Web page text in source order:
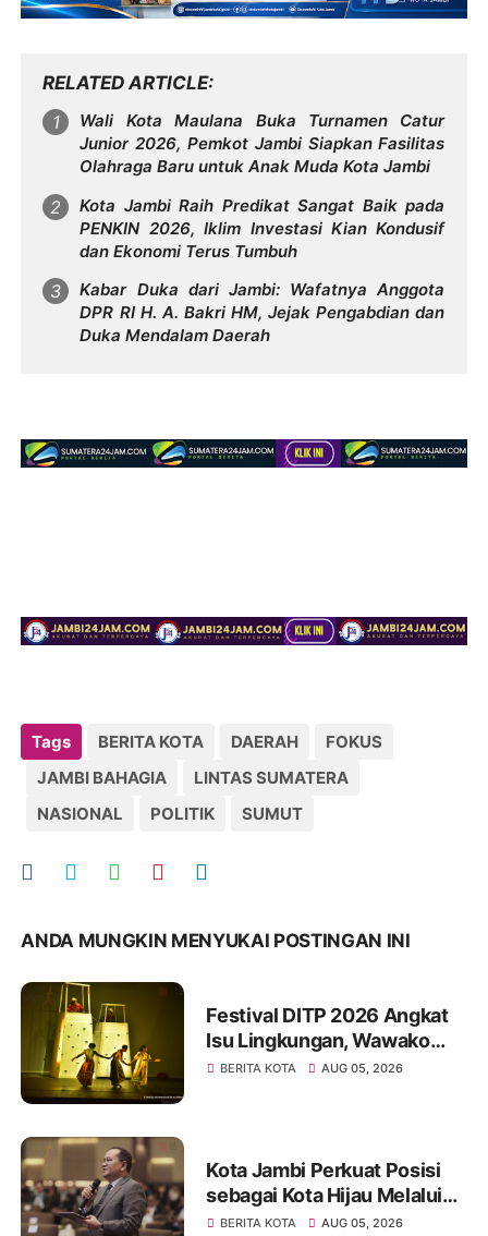
RELATED ARTICLE
Wali Kota Maulana Buka Turnamen Catur
Junior 2026, Pemkot Jambi Siapkan Fasilitas
Olahraga Baru untuk Anak Muda Kota Jambi
Kota Jambi Raih Predikat Sangat Baik pada
PENKIN 2026, Iklim Investasi Kian Kondusif
dan Ekonomi Terus Tumbuh
Kabar Duka dari Jambi: Wafatnya Anggota
DPR RI H. A. Bakri HM, Jejak Pengabdian dan
Duka Mendalam Daerah
Tags BERITA KOTA DAERAH
FOKUS
JAMBI BAHAGIA
LINTAS SUMATERA
NASIONAL
POLITIK SUMUT
ANDA MUNGKIN MENYUKAI POSTINGAN INI
Festival DITP 2026 Angkat
Isu Lingkungan, Wawako
Diza Apresiasi Karya
BERITA KOTA AUG 05, 2026
Kota Jambi Perkuat Posisi
sebagai Kota Hijau Melalui
Forum Internasional IMT-GT
BERITA KOTA AUG 05, 2026